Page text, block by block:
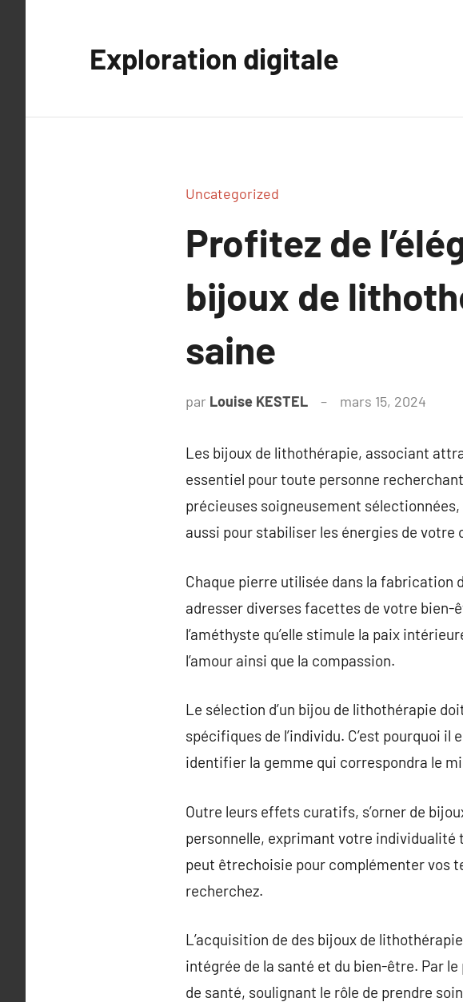
Exploration digitale
Uncategorized
Profitez de
bijoux de
saine
par Louise KESTEL mars 15, 2024
Les bijoux de lithothérapie, associant
essentiel pour toute personne
précieuses soigneusement
aussi pour stabiliser les énergies de
Chaque pierre utilisée dans la fabrication
adresser diverses facettes de votre bien-
l’améthyste qu’elle stimule la paix
l’amour ainsi que la compassion.
Le sélection d’un bijou de lithothérapie
spécifiques de l’individu. C’est pourquoi
identifier la gemme qui correspondra le
Outre leurs effets curatifs, s’orner de
personnelle, exprimant votre individualité
peut êtrechoisie pour complémenter vos
recherchez.
L’acquisition de des bijoux de
intégrée de la santé et du bien-être. Par
de santé, soulignant le rôle de prendre